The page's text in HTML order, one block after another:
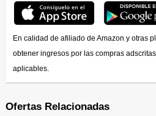
En calidad de afiliado de Amazon y otras
obtener ingresos por las compras
aplicables.
Ofertas Relacionadas